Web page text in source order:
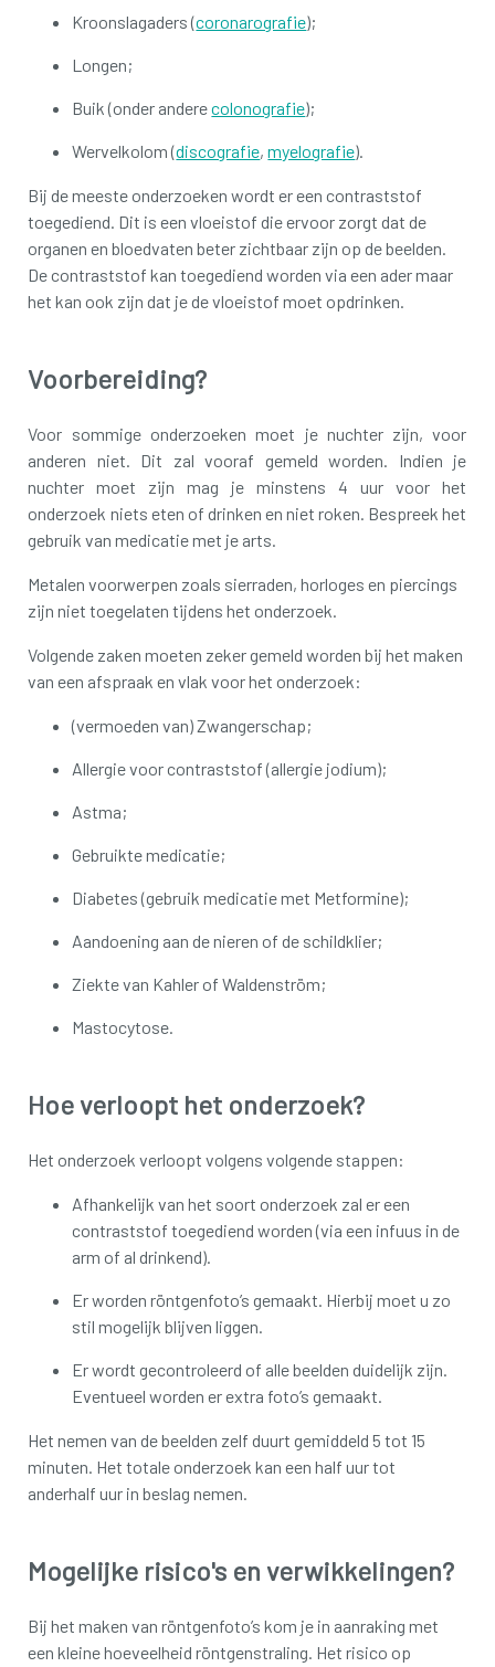
Kroonslagaders (coronarografie);
Longen;
Buik (onder anderecolonografie);
Wervelkolom (discografie,myelografie).
Bij de meeste onderzoeken wordt er een contraststof
toegediend. Dit is een vloeistof die ervoor zorgt dat de
organen en bloedvaten beter zichtbaar zijn op de beelden.
De contraststof kan toegediend worden via een ader maar
het kan ook zijn dat je de vloeistof moet opdrinken.
Voorbereiding?
Voor sommige onderzoeken moet je nuchter zijn, voor
anderen niet. Dit zal vooraf gemeld worden. Indien je
nuchter moet zijn mag je minstens 4 uur voor het
onderzoek niets eten of drinken en niet roken. Bespreek het
gebruik van medicatie met je arts.
Metalen voorwerpen zoals sierraden, horloges en piercings
zijn niet toegelaten tijdens het onderzoek.
Volgende zaken moeten zeker gemeld worden bij het maken
van een afspraak en vlak voor het onderzoek:
(vermoeden van) Zwangerschap;
Allergie voor contraststof (allergie jodium);
Astma;
Gebruikte medicatie;
Diabetes (gebruik medicatie met Metformine);
Aandoening aan de nieren of de schildklier;
Ziekte van Kahler of Waldenström;
Mastocytose.
Hoe verloopt het onderzoek?
Het onderzoek verloopt volgens volgende stappen:
Afhankelijk van het soort onderzoek zal er een
contraststof toegediend worden (via een infuus in de
arm of al drinkend).
Er worden röntgenfoto’s gemaakt. Hierbij moet u zo
stil mogelijk blijven liggen.
Er wordt gecontroleerd of alle beelden duidelijk zijn.
Eventueel worden er extra foto’s gemaakt.
Het nemen van de beelden zelf duurt gemiddeld 5 tot 15
minuten. Het totale onderzoek kan een half uur tot
anderhalf uur in beslag nemen.
Mogelijke risico's en verwikkelingen?
Bij het maken van röntgenfoto’s kom je in aanraking met
een kleine hoeveelheid röntgenstraling. Het risico op